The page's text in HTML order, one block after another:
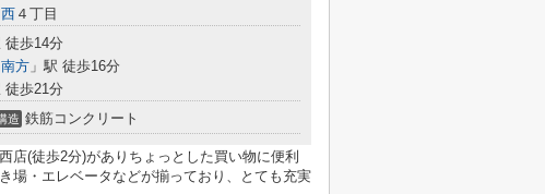
４丁目
徒歩14分
方 」駅 徒歩16分
徒歩21分
造 鉄筋コンクリート
店(徒歩2分)がありちょっとした買い物に便利
場・エレベータなどが揃っており、とても充実